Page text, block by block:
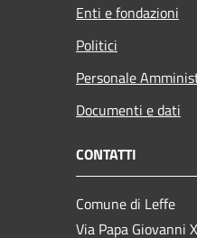
Enti e fondazioni
Politici
Personale
Documenti e dati
CONTATTI
Comune di Leffe
Via Papa Giovanni